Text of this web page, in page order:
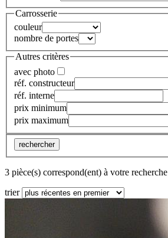
Carrosserie
couleur
nombre de portes
Autres critères
avec photo
réf. constructeur
réf. interne
prix minimum
prix maximum
rechercher
3 pièce(s) correspond(ent) à votre recherche
trier